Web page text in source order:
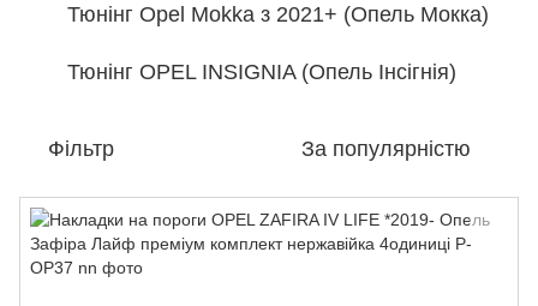
Тюнінг Opel Mokka з 2021+ (Опель Мокка)
Тюнінг OPEL INSIGNIA (Опель Інсігнія)
Фільтр За популярністю